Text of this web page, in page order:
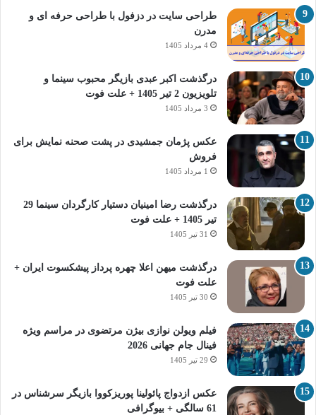
طراحی سایت در دزفول با طراحی حرفه‌ ای و
مدرن
4 مرداد 1405
درگذشت اکبر عبدی بازیگر محبوب سینما و
تلویزیون 2 تیر 1405 + علت فوت
3 مرداد 1405
عکس پژمان جمشیدی در پشت صحنه نمایش برای
فروش
1 مرداد 1405
درگذشت رضا امینیان دستیار کارگردان سینما 29
تیر 1405 + علت فوت
31 تیر 1405
درگذشت میهن اعلا چهره پرداز پیشکسوت ایران +
علت فوت
30 تیر 1405
فیلم ویولن نوازی بیژن مرتضوی در مراسم ویژه
فینال جام جهانی 2026
29 تیر 1405
عکس ازدواج پائولینا پوریزکووا بازیگر سرشناس در
61 سالگی + بیوگرافی